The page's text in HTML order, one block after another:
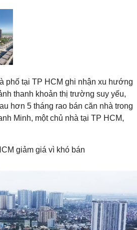
phố tại TP HCM ghi nhận xu hướng
thanh khoản thị trường suy yếu,
hơn 5 tháng rao bán căn nhà trong
Minh, một chủ nhà tại TP HCM,
giảm giá vì khó bán